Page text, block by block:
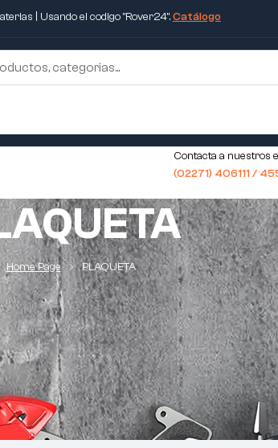
| Usando el codigo "Rover24".Catálogo
Contacta a nuestros
(02271) 406111 /
Home Page PLAQUETA